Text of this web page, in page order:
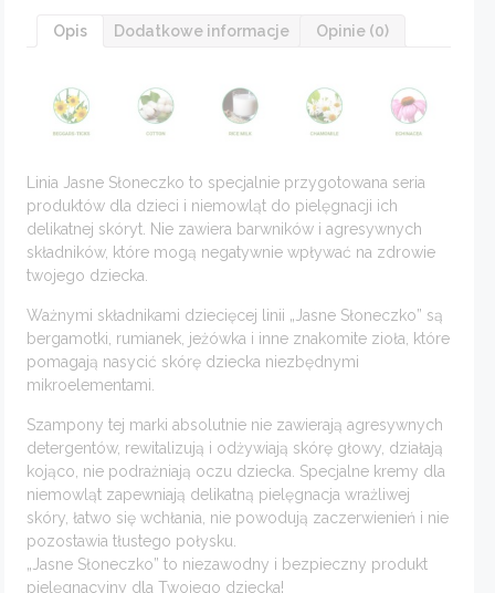
Opis Dodatkowe informacje Opinie (0)
Linia Jasne Słoneczko to specjalnie przygotowana seria
produktów dla dzieci i niemowląt do pielęgnacji ich
delikatnej skóryt. Nie zawiera barwników i agresywnych
składników, które mogą negatywnie wpływać na zdrowie
twojego dziecka.
Ważnymi składnikami dziecięcej linii „Jasne Słoneczko” są
bergamotki, rumianek, jeżówka i inne znakomite zioła, które
pomagają nasycić skórę dziecka niezbędnymi
mikroelementami.
Szampony tej marki absolutnie nie zawierają agresywnych
detergentów, rewitalizują i odżywiają skórę głowy, działają
kojąco, nie podrażniają oczu dziecka. Specjalne kremy dla
niemowląt zapewniają delikatną pielęgnacja wrażliwej
skóry, łatwo się wchłania, nie powodują zaczerwienień i nie
pozostawia tłustego połysku.
„Jasne Słoneczko” to niezawodny i bezpieczny produkt
pielęgnacyjny dla Twojego dziecka!